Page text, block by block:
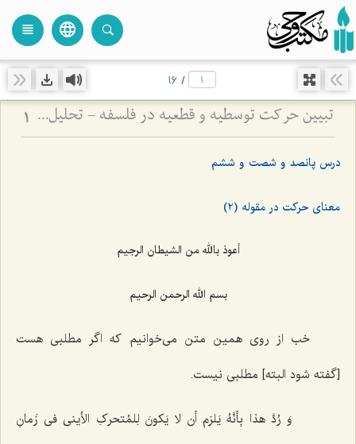
language
view_headline
/
16
تبیین حرکت توسطیه و قطعیه در فلسفه - تحلیل نسبت فعلیت و قوه در حرکت‌های تدریجی 1
درس پانصد و شصت و ششم
معنای حرکت در مقوله (2)
أعوذ بالله من الشیطان الرجیم
بسم الله الرحمن الرحیم
خب از روی همین متن می‌خوانیم که اگر مطلبی هست
[گفته شود البته] مطلبی نیست.
وَ رُدَّ هذا بِأنَّهُ یَلزم أن لا یَکونَ لِلمُتحرکِ الأینی فی زَمانِ